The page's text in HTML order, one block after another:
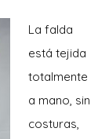
La falda
está tejida
totalmente
a mano, sin
costuras,